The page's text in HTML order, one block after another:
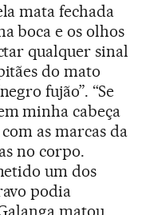
mata fechada
boca e os olhos
qualquer sinal
do mato
fujão”. “Se
minha cabeça
as marcas da
no corpo.
um dos
podia
matou